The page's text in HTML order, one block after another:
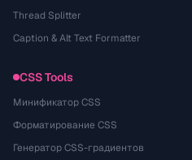
Thread Splitter
Caption & Alt Text Formatter
CSS Tools
Минификатор CSS
Форматирование CSS
Генератор CSS-градиентов